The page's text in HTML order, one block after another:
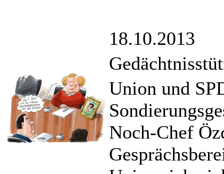
18.10.2013
Union und
Noch-Chef